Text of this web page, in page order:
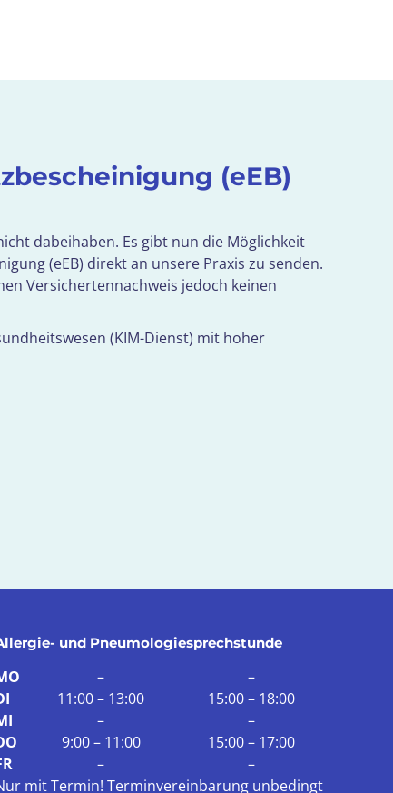
(eEB)
dabeihaben. Es gibt nun die Möglichkeit
(eEB) direkt an unsere Praxis zu senden.
Versichertennachweis jedoch keinen
(KIM-Dienst) mit hoher
und Pneumologiesprechstunde
–
–
11:00 – 13:00
15:00 – 18:00
–
–
9:00 – 11:00
15:00 – 17:00
–
–
mit Termin!Terminvereinbarung unbedingt